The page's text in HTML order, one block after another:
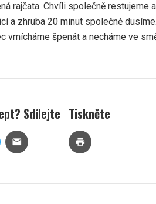
rajčata. Chvíli společně restujeme
a zhruba 20 minut společně
vmícháme špenát a necháme ve
Sdílejte
mail
Tiskněte
print